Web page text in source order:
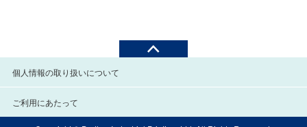
個人情報の取り扱いについて
ご利用にあたって